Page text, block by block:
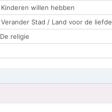
Kinderen willen hebben
Verander Stad / Land voor de liefde
De religie